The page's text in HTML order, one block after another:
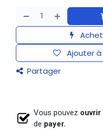
Ajouter
Partager
Vous pouvez
de payer.